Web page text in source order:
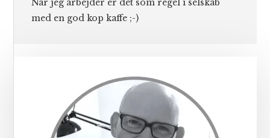
Når jeg arbejder er det som regel i selskab
med en god kop kaffe ;-)